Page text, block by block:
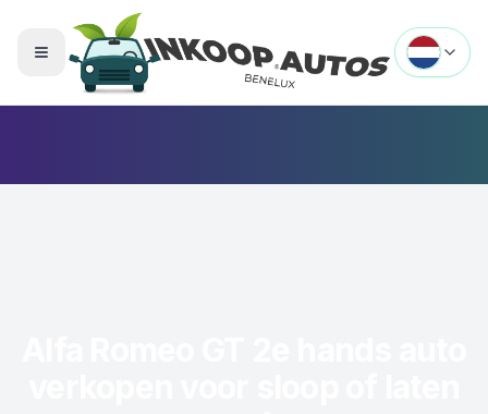
Menu openen